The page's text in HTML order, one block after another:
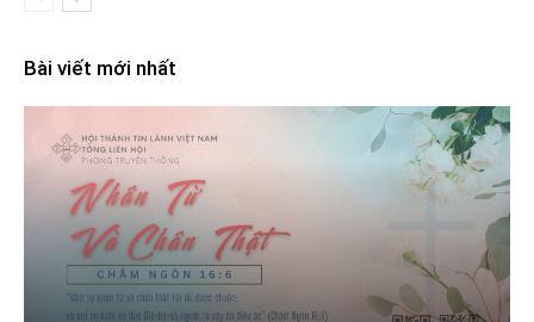
Bài viết mới nhất